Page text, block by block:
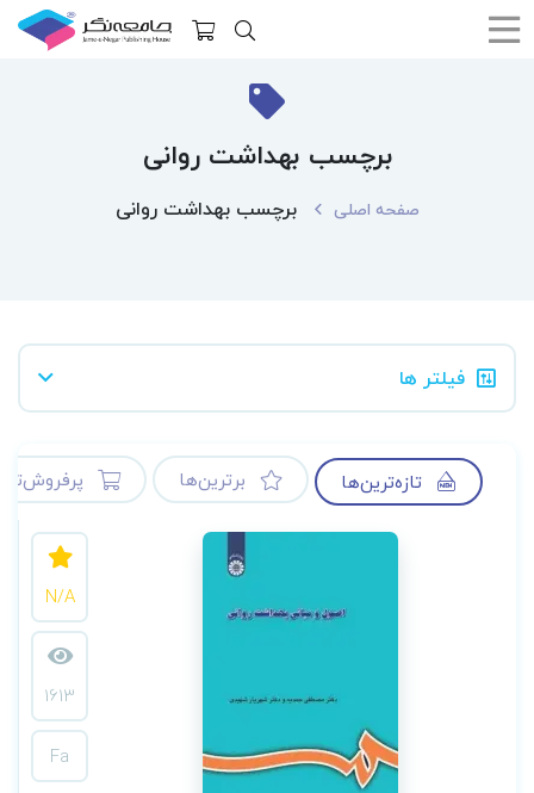
برچسب بهداشت روانی
صفحه اصلی برچسب بهداشت روانی
فیلتر ها
تازه‌ترین‌ها برترین‌ها
N/A
1613
Fa